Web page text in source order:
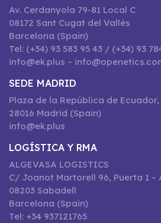
Av. Cerdanyola 79-81 Local C
08172 Sant Cugat del Vallès
Barcelona (Spain)
Tel: (+34) 93 583 95 43 / (+34) 93
info@ek.plus –
SEDE MADRID
Plaza de la República de Ecuador,
28016 Madrid (Spain)
info@ek.plus
LOGÍSTICA Y RMA
ALGEVASA LOGISTICS
C/ Joanot Martorell 96, Puerta 1 –
08203 Sabadell
Barcelona (Spain)
Tel: +34 937121765